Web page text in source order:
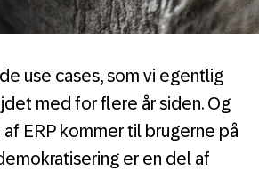
use cases, som vi egentlig
med for flere år siden. Og
ERP kommer til brugerne på
er en del af